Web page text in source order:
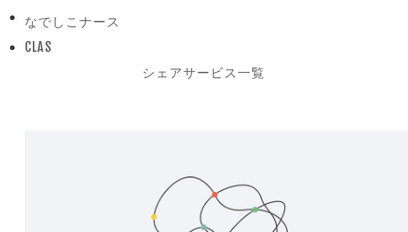
previous
なでしこナース
CLAS
シェアサービス一覧